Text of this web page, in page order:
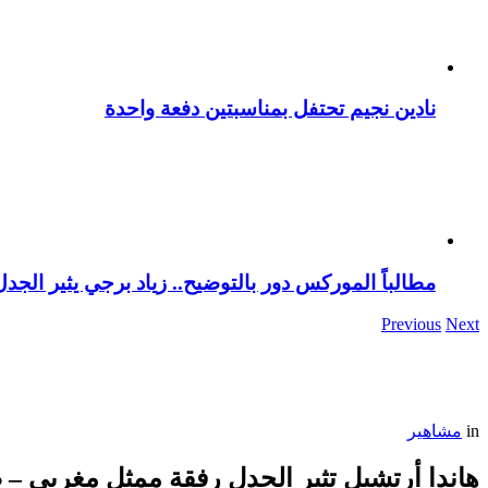
نادين نجيم تحتفل بمناسبتين دفعة واحدة
مطالباً الموركس دور بالتوضيح.. زياد برجي يثير
Previous Next
in مشاهير
هاندا أرتشيل تثير الجدل رفقة ممثل مغربي –